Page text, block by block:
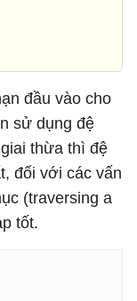
đầu vào cho
sử dụng đệ
thừa thì đệ
đối với các vấn
(traversing a
tốt.